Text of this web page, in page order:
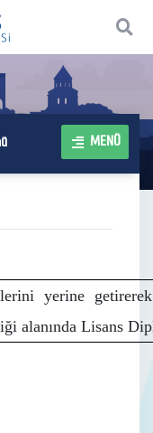
MENÜ
yerine
alanında Lisans